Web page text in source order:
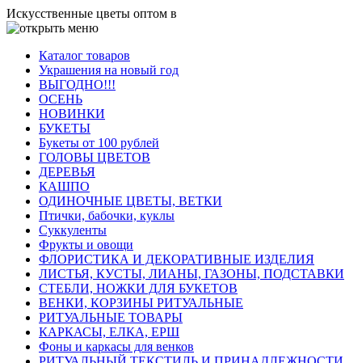
Искусственные цветы оптом в
Каталог товаров
Украшения на новый год
ВЫГОДНО!!!
ОСЕНЬ
НОВИНКИ
БУКЕТЫ
Букеты от 100 рублей
ГОЛОВЫ ЦВЕТОВ
ДЕРЕВЬЯ
КАШПО
ОДИНОЧНЫЕ ЦВЕТЫ, ВЕТКИ
Птички, бабочки, куклы
Суккуленты
Фрукты и овощи
ФЛОРИСТИКА И ДЕКОРАТИВНЫЕ ИЗДЕЛИЯ
ЛИСТЬЯ, КУСТЫ, ЛИАНЫ, ГАЗОНЫ, ПОДСТАВКИ
СТЕБЛИ, НОЖКИ ДЛЯ БУКЕТОВ
ВЕНКИ, КОРЗИНЫ РИТУАЛЬНЫЕ
РИТУАЛЬНЫЕ ТОВАРЫ
КАРКАСЫ, ЕЛКА, ЕРШ
Фоны и каркасы для венков